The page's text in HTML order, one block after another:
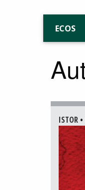
ECOS
ISTOR •